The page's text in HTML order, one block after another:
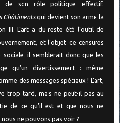
de son rôle politique effectif.
Châtimentsqui devient son arme la
III. L’art a du reste été l’outil de
et l’objet de censures
il semblerait donc que les
qu’un divertissement : même
des messages spéciaux ! L’art,
trop tard, mais ne peut-il pas au
de ce qu’il est et que nous ne
ne pouvons pas voir ?